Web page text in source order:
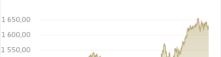
1 550,00
1 600,00
1 650,00